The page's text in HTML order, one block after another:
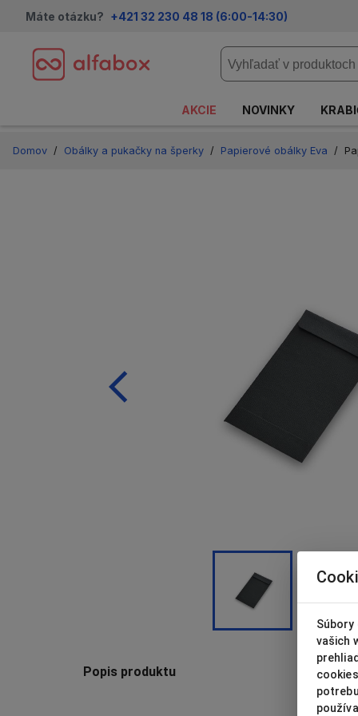
Máte otázku? +421 32 230 48 18 (6:00-14:30)
AKCIE NOVINKY
Domov / Obálky a pukačky na šperky / Papierové obálky Eva /
Popis produktu
Súbory
vašich